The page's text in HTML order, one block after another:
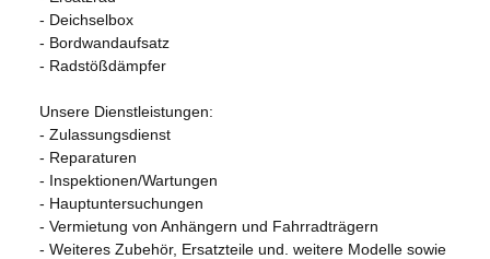
- Deichselbox
- Bordwandaufsatz
- Radstößdämpfer
Unsere Dienstleistungen:
- Zulassungsdienst
- Reparaturen
- Inspektionen/Wartungen
- Hauptuntersuchungen
- Vermietung von Anhängern und Fahrradträgern
- Weiteres Zubehör, Ersatzteile und. weitere Modelle sowie